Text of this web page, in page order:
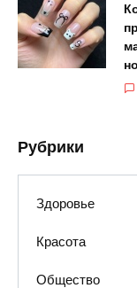
Рубрики
Здоровье
Красота
Общество